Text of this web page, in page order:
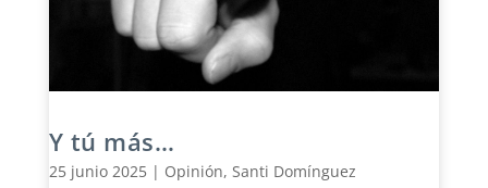
Y tú más…
25 junio 2025| Opinión, Santi Domínguez